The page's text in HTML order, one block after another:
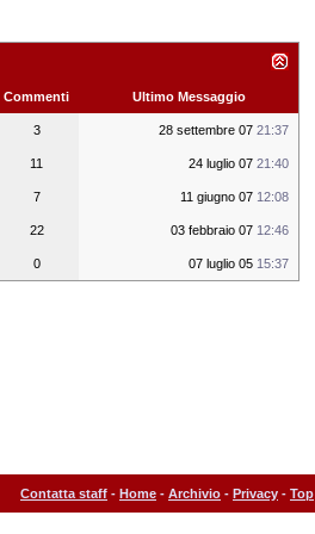
Commenti Ultimo Messaggio
3 28 settembre 07 21:37
11 24 luglio 07 21:40
7 11 giugno 07 12:08
22 03 febbraio 07 12:46
0 07 luglio 05 15:37
Contatta staff - Home - Archivio - Privacy - Top